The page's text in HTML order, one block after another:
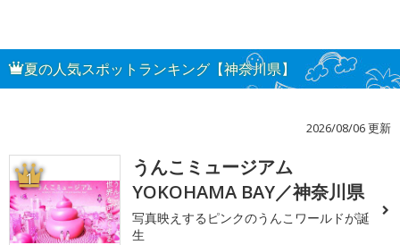
夏の人気スポットランキング【神奈川県】
2026/08/06 更新
1
うんこミュージアム
YOKOHAMA BAY／神奈川県
写真映えするピンクのうんこワールドが誕
生